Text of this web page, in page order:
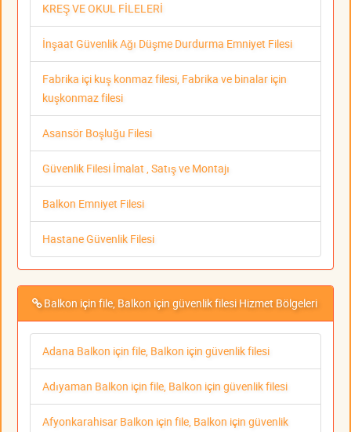
KREŞ VE OKUL FİLELERİ
İnşaat Güvenlik Ağı Düşme Durdurma Emniyet Filesi
Fabrika içi kuş konmaz filesi, Fabrika ve binalar için
kuşkonmaz filesi
Asansör Boşluğu Filesi
Güvenlik Filesi İmalat , Satış ve Montajı
Balkon Emniyet Filesi
Hastane Güvenlik Filesi
Balkon için file, Balkon için güvenlik filesi Hizmet Bölgeleri
Adana Balkon için file, Balkon için güvenlik filesi
Adıyaman Balkon için file, Balkon için güvenlik filesi
Afyonkarahisar Balkon için file, Balkon için güvenlik